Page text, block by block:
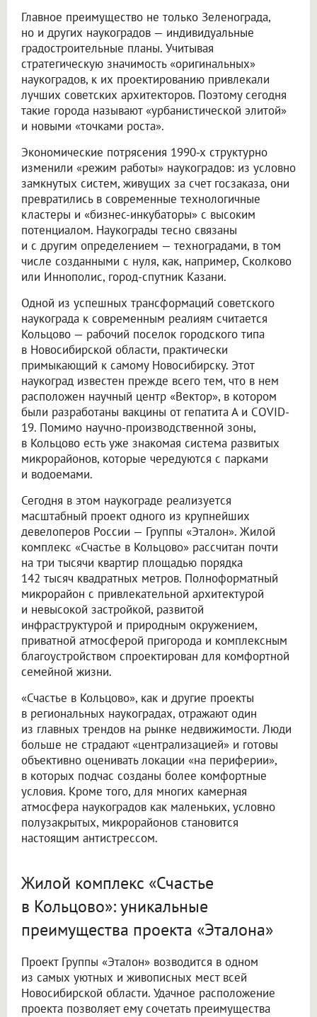
Главное преимущество не только Зеленограда,
но и других наукоградов — индивидуальные
градостроительные планы. Учитывая
стратегическую значимость «оригинальных»
наукоградов, к их проектированию привлекали
лучших советских архитекторов. Поэтому сегодня
такие города называют «урбанистической элитой»
и новыми «точками роста».
Экономические потрясения 1990-х структурно
изменили «режим работы» наукоградов: из условно
замкнутых систем, живущих за счет госзаказа, они
превратились в современные технологичные
кластеры и «бизнес-инкубаторы» с высоким
потенциалом. Наукограды тесно связаны
и с другим определением — техноградами, в том
числе созданными с нуля, как, например, Сколково
или Иннополис, город-спутник Казани.
Одной из успешных трансформаций советского
наукограда к современным реалиям считается
Кольцово — рабочий поселок городского типа
в Новосибирской области, практически
примыкающий к самому Новосибирску. Этот
наукоград известен прежде всего тем, что в нем
расположен научный центр «Вектор», в котором
были разработаны вакцины от гепатита А и COVID-
19. Помимо научно-производственной зоны,
в Кольцово есть уже знакомая система развитых
микрорайонов, которые чередуются с парками
и водоемами.
Сегодня в этом наукограде реализуется
масштабный проект одного из крупнейших
девелоперов России — Группы «Эталон». Жилой
комплекс «Счастье в Кольцово» рассчитан почти
на три тысячи квартир площадью порядка
142 тысяч квадратных метров. Полноформатный
микрорайон с привлекательной архитектурой
и невысокой застройкой, развитой
инфраструктурой и природным окружением,
приватной атмосферой пригорода и комплексным
благоустройством спроектирован для комфортной
семейной жизни.
«Счастье в Кольцово», как и другие проекты
в региональных наукоградах, отражают один
из главных трендов на рынке недвижимости. Люди
больше не страдают «централизацией» и готовы
объективно оценивать локации «на периферии»,
в которых подчас созданы более комфортные
условия. Кроме того, для многих камерная
атмосфера наукоградов как маленьких, условно
полузакрытых, микрорайонов становится
настоящим антистрессом.
Жилой комплекс «Счастье
в Кольцово»: уникальные
преимущества проекта «Эталона»
Проект Группы «Эталон» возводится в одном
из самых уютных и живописных мест всей
Новосибирской области. Удачное расположение
проекта позволяет ему сочетать преимущества